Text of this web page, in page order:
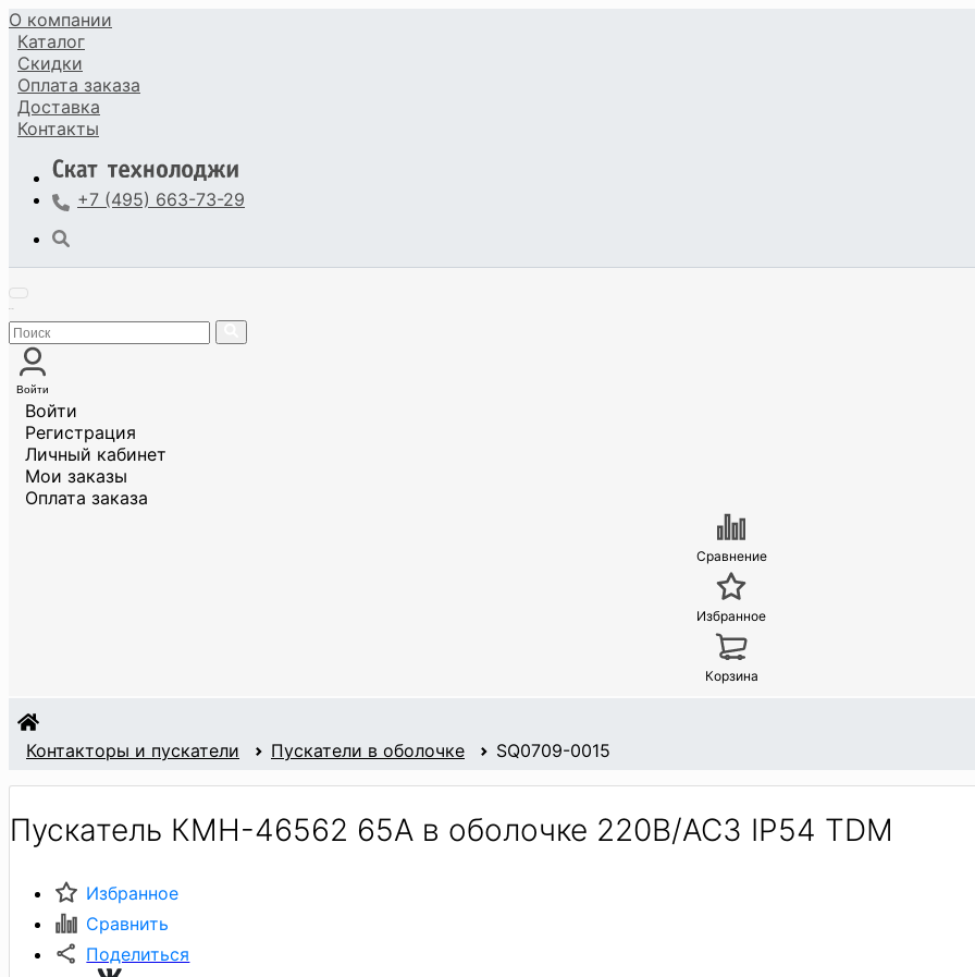
О компании
Каталог
Скидки
Оплата заказа
Доставка
Контакты
+7 (495) 663-73-29
Войти
Войти
Регистрация
Личный кабинет
Мои заказы
Оплата заказа
Сравнение
Избранное
Корзина
Контакторы и пускатели Пускатели в оболочке SQ0709-0015
Пускатель КМН-46562 65А в оболочке 220В/АС3 IP54 TDM
Избранное
Сравнить
Поделиться